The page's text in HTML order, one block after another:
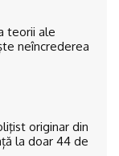
teorii ale
neîncrederea
originar din
la doar 44 de